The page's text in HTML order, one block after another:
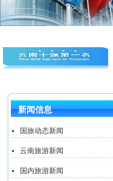
新闻信息
国旅动态新闻
云南旅游新闻
国内旅游新闻